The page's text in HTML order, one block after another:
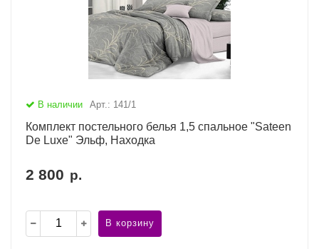
В наличии Арт.: 141/1
Комплект постельного белья 1,5 спальное "Sateen
De Luxe" Эльф, Находка
2 800 р.
В корзину